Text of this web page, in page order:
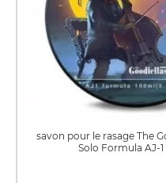
savon pour le rasage The
Solo Formula AJ-1